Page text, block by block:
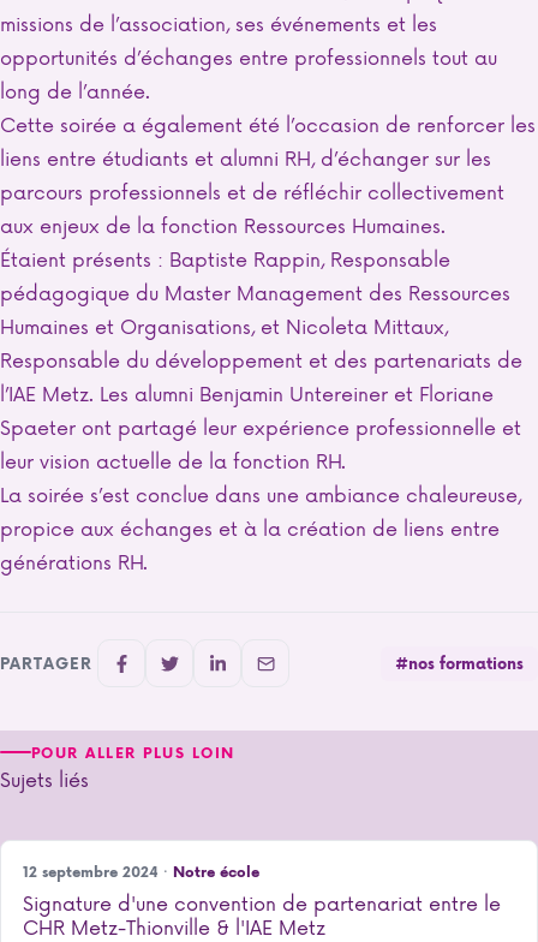
missions de l’association, ses événements et les
opportunités d’échanges entre professionnels tout au
long de l’année.
Cette soirée a également été l’occasion de renforcer les
liens entre étudiants et alumni RH, d’échanger sur les
parcours professionnels et de réfléchir collectivement
aux enjeux de la fonction Ressources Humaines.
Étaient présents : Baptiste Rappin, Responsable
pédagogique du Master Management des Ressources
Humaines et Organisations, et Nicoleta Mittaux,
Responsable du développement et des partenariats de
l’IAE Metz. Les alumni Benjamin Untereiner et Floriane
Spaeter ont partagé leur expérience professionnelle et
leur vision actuelle de la fonction RH.
La soirée s’est conclue dans une ambiance chaleureuse,
propice aux échanges et à la création de liens entre
générations RH.
PARTAGER #nos formations
POUR ALLER PLUS LOIN
Sujets liés
12 septembre 2024 · Notre école
Signature d'une convention de partenariat entre le
CHR Metz-Thionville & l'IAE Metz